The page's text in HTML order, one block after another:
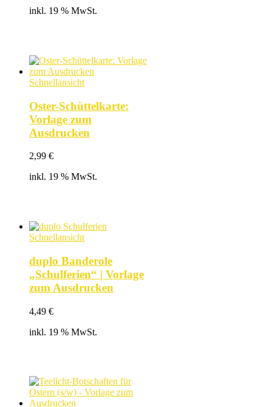
inkl. 19 % MwSt.
Schnellansicht
Oster-Schüttelkarte:
Vorlage zum
Ausdrucken
2,99 €
inkl. 19 % MwSt.
Schnellansicht
duplo Banderole
„Schulferien“ | Vorlage
zum Ausdrucken
4,49 €
inkl. 19 % MwSt.